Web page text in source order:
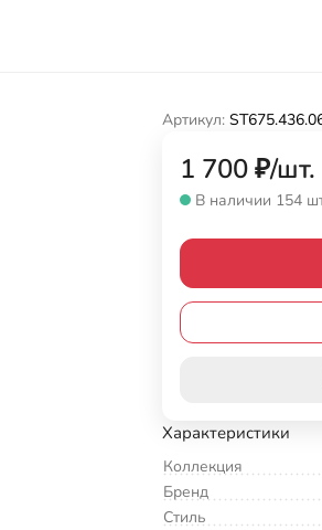
Артикул:
1 700₽/шт.
В наличии 154
Характеристики
Коллекция
Бренд
Стиль